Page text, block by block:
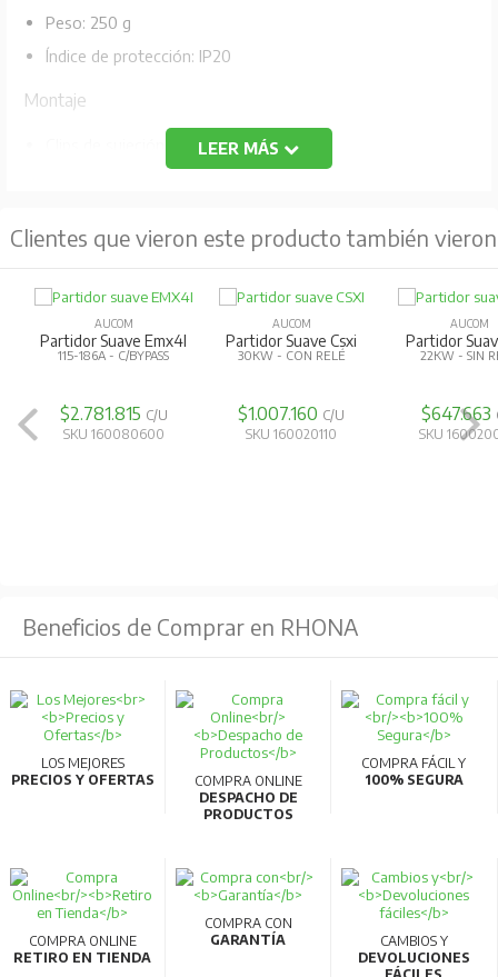
Peso: 250 g
Índice de protección: IP20
Montaje
Clips de sujeción de plástico (x2)
Arrancador suave: 6 pines
Red: DB9 hembra
Alimentación externa: 2 pines desmontable con tornillo
Tamaño max. del cable: 2,5 mm
Ajustes
Consumo (régimen permanente, máximo): 35mA a
Protección contra inversión de polaridad
Aislado galvánicamente
Certificaciones
CE: IEC 60947-4-2
LEER MÁS
Clientes que vieron este producto también vieron
AUCOM
Partidor Suave Emx4I
115-186A - C/BYPASS
$2.781.815 C/U
SKU 160080600
AUCOM
Partidor Suave Csxi
30KW - CON RELÉ
$1.007.160 C/U
SKU 160020110
AUCOM
Partidor
22KW - SIN
$647.663
SKU
Beneficios de Comprar en RHONA
LOS MEJORES
PRECIOS Y OFERTAS
COMPRA ONLINE
DESPACHO DE
PRODUCTOS
COMPRA FÁCIL Y
100% SEGURA
COMPRA ONLINE
RETIRO EN TIENDA
COMPRA CON
GARANTÍA
CAMBIOS Y
DEVOLUCIONES